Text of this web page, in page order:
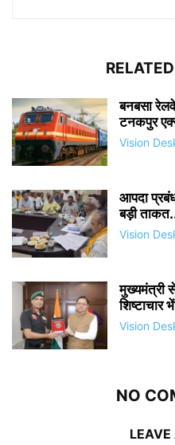
बनबसा
टनकपुर
Vision
आपदा
बड़ी
Vision
मुख्यमंत्री
शिष्टाचार
Vision
NO
LEAVE